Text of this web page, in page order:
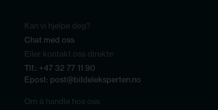
Kan vi hjelpe deg?
Chat med oss
Eller kontakt oss direkte
Tlf.: +47 32 77 11 90
Epost: post@bildeleksperten.no
Om å handle hos oss